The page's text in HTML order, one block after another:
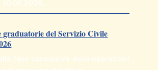
graduatorie del Servizio Civile
fase conclusiva delle operazioni